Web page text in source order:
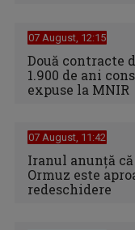
07 August, 12:15
Două contracte
1.900 de ani
expuse la MNIR
07 August, 11:42
Iranul anunță
Ormuz este
redeschidere